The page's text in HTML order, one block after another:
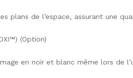
plans de l’espace, assurant une
(Option)
en noir et blanc même lors de